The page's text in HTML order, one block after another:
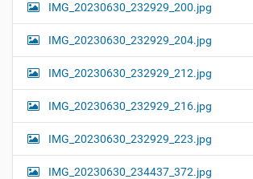
IMG_20230630_232929_200.jpg
IMG_20230630_232929_204.jpg
IMG_20230630_232929_212.jpg
IMG_20230630_232929_216.jpg
IMG_20230630_232929_223.jpg
IMG_20230630_234437_372.jpg